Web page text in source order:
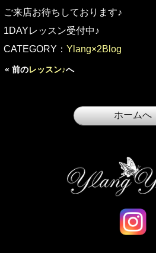
ご来店お待ちしております♪
1DAYレッスン受付中♪
CATEGORY： Ylang×2Blog
« 前のレッスン♪へ